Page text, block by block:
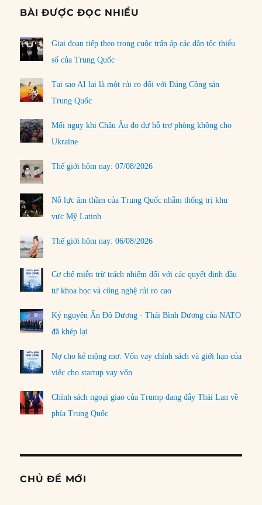
BÀI ĐƯỢC ĐỌC NHIỀU
Giai đoạn tiếp theo trong cuộc trấn áp các dân tộc thiểu
số của Trung Quốc
Tại sao AI lại là một rủi ro đối với Đảng Cộng sản
Trung Quốc
Mối nguy khi Châu Âu do dự hỗ trợ phòng không cho
Ukraine
Thế giới hôm nay: 07/08/2026
Nỗ lực âm thầm của Trung Quốc nhằm thống trị khu
vực Mỹ Latinh
Thế giới hôm nay: 06/08/2026
Cơ chế miễn trừ trách nhiệm đối với các quyết định đầu
tư khoa học và công nghệ rủi ro cao
Kỷ nguyên Ấn Độ Dương - Thái Bình Dương của NATO
đã khép lại
Nợ cho kẻ mộng mơ: Vốn vay chính sách và giới hạn của
việc cho startup vay vốn
Chính sách ngoại giao của Trump đang đẩy Thái Lan về
phía Trung Quốc
CHỦ ĐỀ MỚI